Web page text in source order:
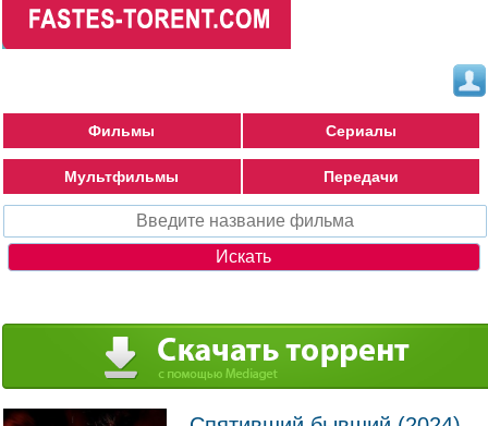
Фильмы Сериалы
Мультфильмы Передачи